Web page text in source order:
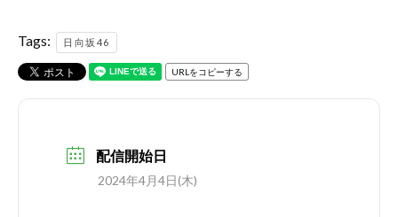
Tags: 日向坂46
URLをコピーする
配信開始日
2024年4月4日(木)